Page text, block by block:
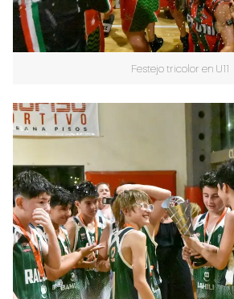
Festejo tricolor en U11